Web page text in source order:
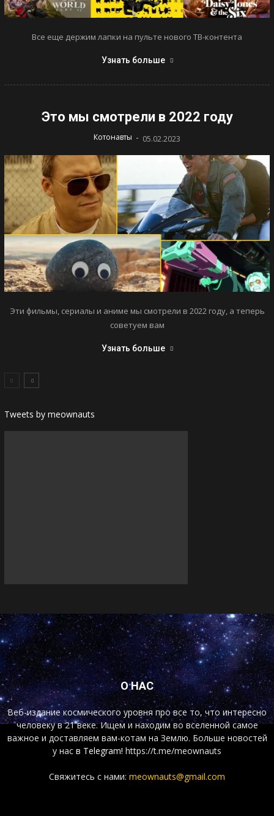
Все еще держим лапки на пульте нового ТВ-контента
Узнать больше
Это мы смотрели в 2022 году
Котонавты - 05.02.2023
Эти фильмы, сериалы и аниме мы смотрели в 2022 году, а теперь
советуем вам
Узнать больше
Tweets by meownauts
О НАС
Веб-издание космического уровня про все то, что интересно
человеку в 21 веке. Ищем и находим во вселенной самое
важное и доставляем вам-котам на Землю. Больше новостей
у нас в Telegram! https://t.me/meownauts
Свяжитесь с нами: meownauts@gmail.com